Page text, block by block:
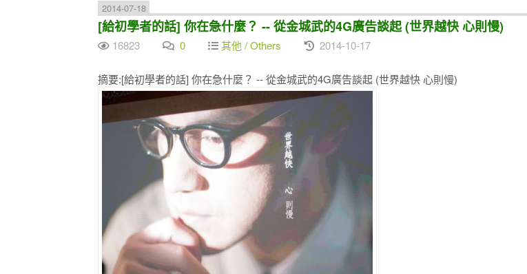
2014-07-18
[給初學者的話] 你在急什麼？ -- 從金城武的4G廣告談起 (世界越快 心則慢)
16823 0 其他 / Others 2014-10-17
摘要:[給初學者的話] 你在急什麼？ -- 從金城武的4G廣告談起 (世界越快 心則慢)